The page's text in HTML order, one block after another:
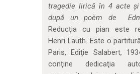
tragedie lirică în 4 acte
după un poèm de
Reducţia cu pian este
Henri Lauth. Este o
Paris, Ediţie Salabert,
conţine dedicaţia